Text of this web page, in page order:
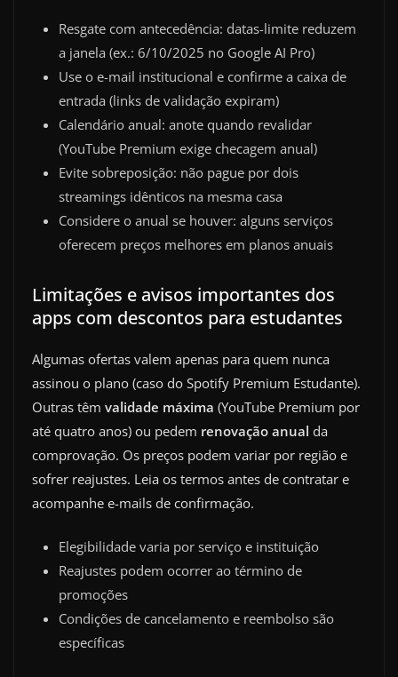
Resgate com antecedência: datas-limite reduzem
a janela (ex.: 6/10/2025 no Google AI Pro)
Use o e-mail institucional e confirme a caixa de
entrada (links de validação expiram)
Calendário anual: anote quando revalidar
(YouTube Premium exige checagem anual)
Evite sobreposição: não pague por dois
streamings idênticos na mesma casa
Considere o anual se houver: alguns serviços
oferecem preços melhores em planos anuais
Limitações e avisos importantes dos
apps com descontos para estudantes
Algumas ofertas valem apenas para quem nunca
assinou o plano (caso do Spotify Premium Estudante).
Outras têm validade máxima (YouTube Premium por
até quatro anos) ou pedem renovação anual da
comprovação. Os preços podem variar por região e
sofrer reajustes. Leia os termos antes de contratar e
acompanhe e-mails de confirmação.
Elegibilidade varia por serviço e instituição
Reajustes podem ocorrer ao término de
promoções
Condições de cancelamento e reembolso são
específicas